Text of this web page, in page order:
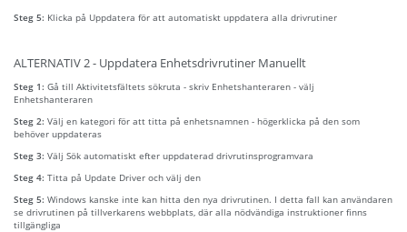
Steg 5: Klicka på Uppdatera för att automatiskt uppdatera alla drivrutiner
ALTERNATIV 2 - Uppdatera Enhetsdrivrutiner Manuellt
Steg 1: Gå till Aktivitetsfältets sökruta - skriv Enhetshanteraren - välj
Enhetshanteraren
Steg 2: Välj en kategori för att titta på enhetsnamnen - högerklicka på den som
behöver uppdateras
Steg 3: Välj Sök automatiskt efter uppdaterad drivrutinsprogramvara
Steg 4: Titta på Update Driver och välj den
Steg 5: Windows kanske inte kan hitta den nya drivrutinen. I detta fall kan användaren
se drivrutinen på tillverkarens webbplats, där alla nödvändiga instruktioner finns
tillgängliga